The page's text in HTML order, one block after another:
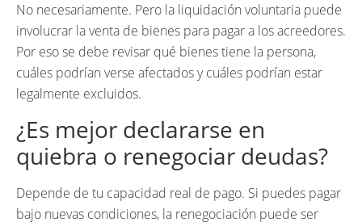
No necesariamente. Pero la liquidación voluntaria puede
involucrar la venta de bienes para pagar a los acreedores.
Por eso se debe revisar qué bienes tiene la persona,
cuáles podrían verse afectados y cuáles podrían estar
legalmente excluidos.
¿Es mejor declararse en
quiebra o renegociar deudas?
Depende de tu capacidad real de pago. Si puedes pagar
bajo nuevas condiciones, la renegociación puede ser